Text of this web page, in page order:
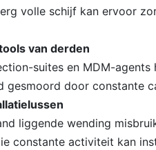
volle schijf kan ervoor
van derden
suites en MDM-
gesmoord door constante
liggende wending
constante activiteit kan